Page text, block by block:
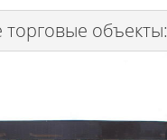
торговые объекты: